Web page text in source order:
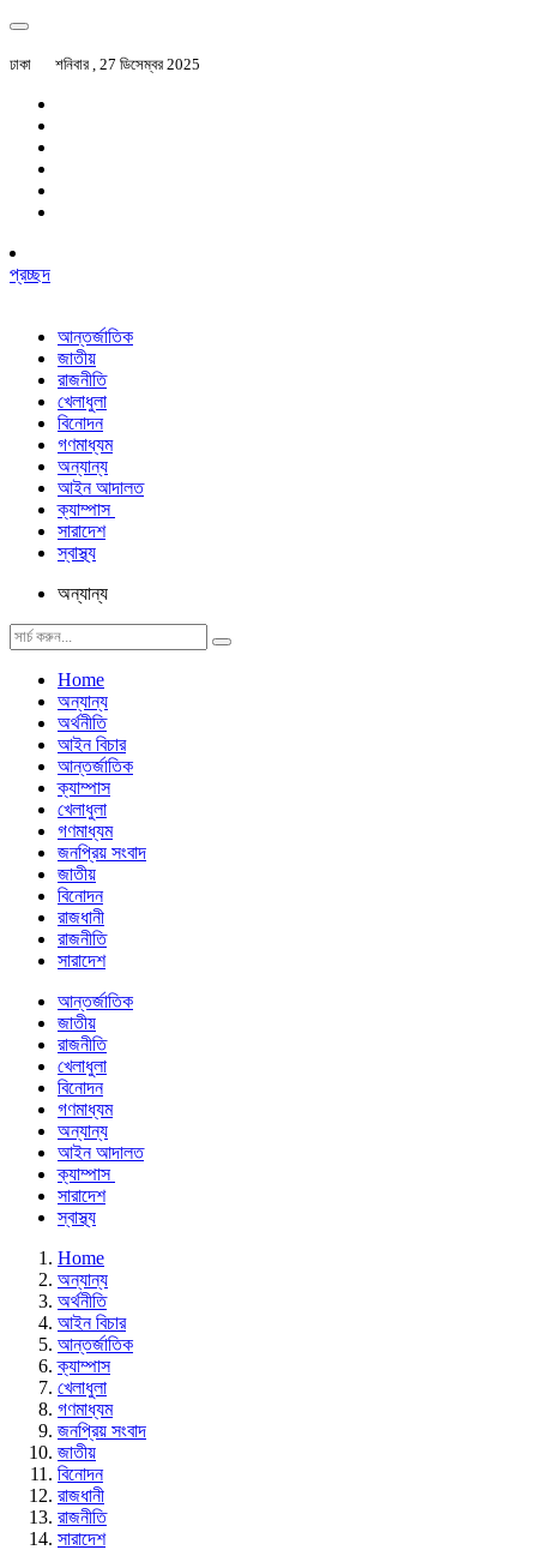
ঢাকা শনিবার , 27 ডিসেম্বর 2025
প্রচ্ছদ
আন্তর্জাতিক
জাতীয়
রাজনীতি
খেলাধুলা
বিনোদন
গণমাধ্যম
অন্যান্য
আইন আদালত
ক্যাম্পাস
সারাদেশ
স্বাস্থ্য
অন্যান্য
Home
অন্যান্য
অর্থনীতি
আইন বিচার
আন্তর্জাতিক
ক্যাম্পাস
খেলাধুলা
গণমাধ্যম
জনপ্রিয় সংবাদ
জাতীয়
বিনোদন
রাজধানী
রাজনীতি
সারাদেশ
আন্তর্জাতিক
জাতীয়
রাজনীতি
খেলাধুলা
বিনোদন
গণমাধ্যম
অন্যান্য
আইন আদালত
ক্যাম্পাস
সারাদেশ
স্বাস্থ্য
Home
অন্যান্য
অর্থনীতি
আইন বিচার
আন্তর্জাতিক
ক্যাম্পাস
খেলাধুলা
গণমাধ্যম
জনপ্রিয় সংবাদ
জাতীয়
বিনোদন
রাজধানী
রাজনীতি
সারাদেশ